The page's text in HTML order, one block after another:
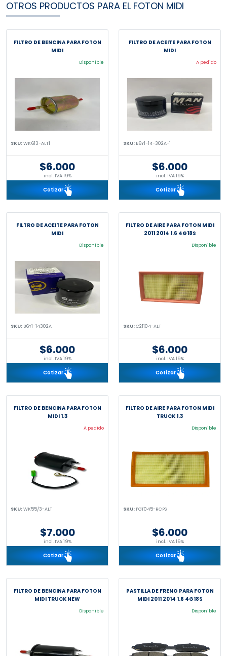
OTROS PRODUCTOS PARA EL FOTON MIDI
FILTRO DE BENCINA PARA FOTON
MIDI
Disponible
SKU:WK613-ALT1
$6.000
incl. IVA 19%
Cotizar
FILTRO DE ACEITE PARA FOTON
MIDI
A pedido
SKU: B6Y1-14-302A-1
$6.000
incl. IVA 19%
Cotizar
FILTRO DE ACEITE PARA FOTON
MIDI
Disponible
SKU: B6Y1-14302A
$6.000
incl. IVA 19%
Cotizar
FILTRO DE AIRE PARA FOTON MIDI
2011 2014 1.6 4G18S
Disponible
SKU:C21104-ALT
$6.000
incl. IVA 19%
Cotizar
FILTRO DE BENCINA PARA FOTON
MIDI 1.3
A pedido
SKU:WK55/3-ALT
$7.000
incl. IVA 19%
Cotizar
FILTRO DE AIRE PARA FOTON MIDI
TRUCK 1.3
Disponible
SKU: FOT045-RCPS
$6.000
incl. IVA 19%
Cotizar
FILTRO DE BENCINA PARA FOTON
MIDI TRUCK NEW
Disponible
PASTILLA DE FRENO PARA FOTON
MIDI 2011 2014 1.6 4G18S
Disponible